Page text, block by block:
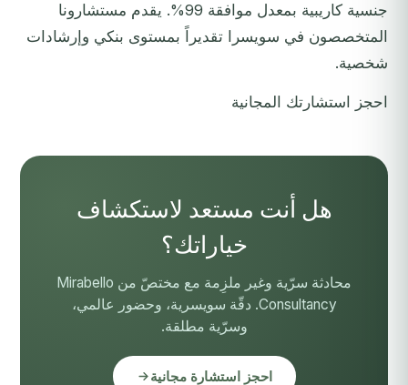
جنسية كاريبية بمعدل موافقة 99%. يقدم مستشارونا
المتخصصون في سويسرا تقديراً بمستوى بنكي وإرشادات
شخصية.
احجز استشارتك المجانية
هل أنت مستعد لاستكشاف
خياراتك؟
محادثة سرّية وغير ملزِمة مع مختصّ من Mirabello
Consultancy. دقّة سويسرية، وحضور عالمي،
وسرّية مطلقة.
احجز استشارة مجانية